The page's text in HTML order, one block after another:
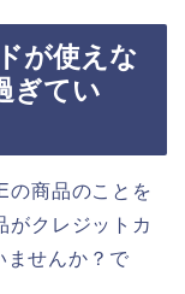
が使えな
ぎてい
の商品のことを
がクレジットカ
ませんか？で